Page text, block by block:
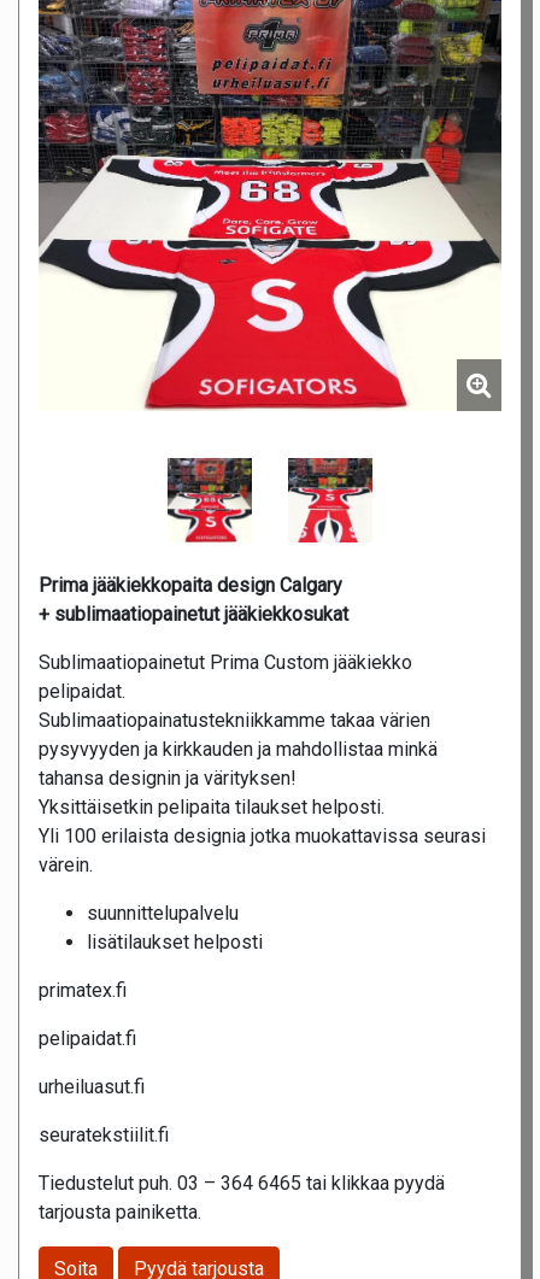
Prima jääkiekkopaita design Calgary
+ sublimaatiopainetut jääkiekkosukat
Sublimaatiopainetut Prima Custom jääkiekko
pelipaidat.
Sublimaatiopainatustekniikkamme takaa värien
pysyvyyden ja kirkkauden ja mahdollistaa minkä
tahansa designin ja värityksen!
Yksittäisetkin pelipaita tilaukset helposti.
Yli 100 erilaista designia jotka muokattavissa seurasi
värein.
suunnittelupalvelu
lisätilaukset helposti
primatex.fi
pelipaidat.fi
urheiluasut.fi
seuratekstiilit.fi
Tiedustelut puh. 03 – 364 6465 tai klikkaa pyydä
tarjousta painiketta.
Soita Pyydä tarjousta